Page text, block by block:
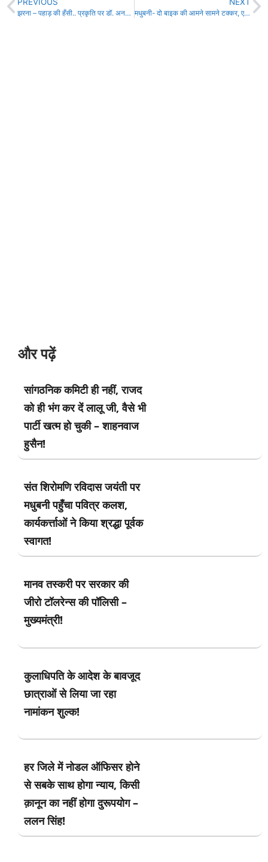
PREVIOUS
झरना – पहाड़ की हँसी.. प्रकृति पर डॉ. अनमोल कुमार की रचना!
NEXT
मधुबनी- दो बाइक की आमने सामने टक्कर, एक की मौत, दूसरा बाइक सवार भी गंभीर !
और पढ़ें
सांगठनिक कमिटी ही नहीं, राजद
को ही भंग कर दें लालू जी, वैसे भी
पार्टी खत्म हो चुकी – शाहनवाज
हुसैन!
संत शिरोमणि रविदास जयंती पर
मधुबनी पहुँचा पवित्र कलश,
कार्यकर्त्ताओं ने किया श्रद्धा पूर्वक
स्वागत!
मानव तस्करी पर सरकार की
जीरो टॉलरेन्स की पॉलिसी –
मुख्यमंत्री!
कुलाधिपति के आदेश के बावजूद
छात्राओं से लिया जा रहा
नामांकन शुल्क!
हर जिले में नोडल ऑफिसर होने
से सबके साथ होगा न्याय, किसी
क़ानून का नहीं होगा दुरूपयोग –
ललन सिंह!